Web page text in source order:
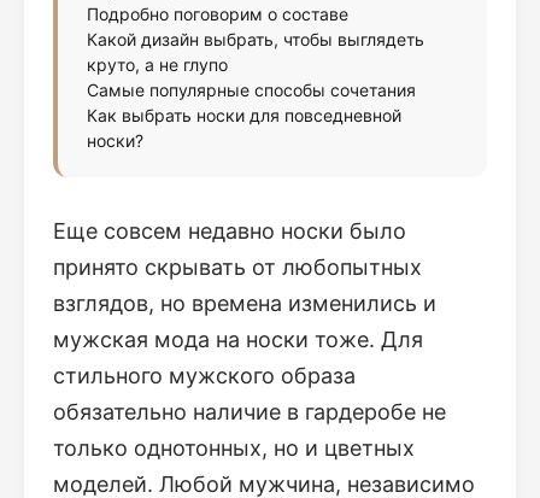
Подробно поговорим о составе
Какой дизайн выбрать, чтобы выглядеть
круто, а не глупо
Самые популярные способы сочетания
Как выбрать носки для повседневной
носки?
Еще совсем недавно носки было
принято скрывать от любопытных
взглядов, но времена изменились и
мужская мода на носки тоже. Для
стильного мужского образа
обязательно наличие в гардеробе не
только однотонных, но и цветных
моделей. Любой мужчина, независимо